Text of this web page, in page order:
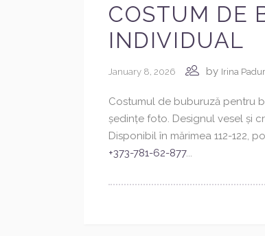
COSTUM DE
INDIVIDUAL
January 8, 2026 by Irina
Costumul de buburuză pentru
ședințe foto. Designul vesel și
Disponibil în mărimea 112-122,
+373-781-62-877...